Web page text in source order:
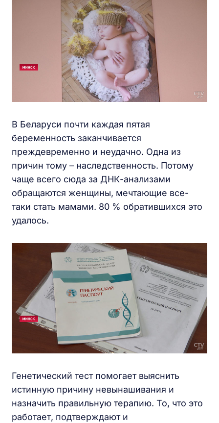
В Беларуси почти каждая пятая
беременность заканчивается
преждевременно и неудачно. Одна из
причин тому – наследственность. Потому
чаще всего сюда за ДНК-анализами
обращаются женщины, мечтающие все-
таки стать мамами. 80 % обратившихся это
удалось.
Генетический тест помогает выяснить
истинную причину невынашивания и
назначить правильную терапию. То, что это
работает, подтверждают и